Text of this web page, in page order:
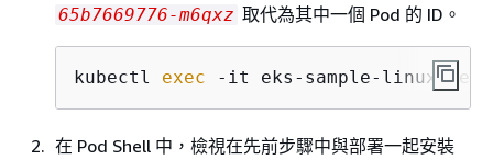
65b7669776-m6qxz 取代為其中一個 Pod 的 ID。
kubectl exec -it eks-sample-linux-
在 Pod Shell 中，檢視在先前步驟中與部署一起安裝